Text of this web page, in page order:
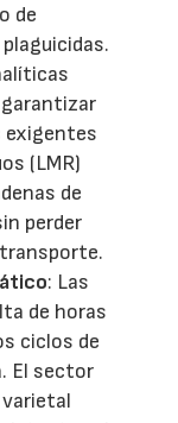
de
exigentes
(LMR)
de
perder
: Las
de horas
ciclos de
El sector